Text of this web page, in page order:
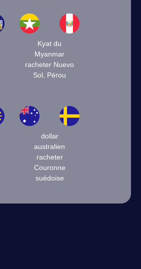
Kyat du
Myanmar
racheter Nuevo
Sol, Pérou
dollar
australien
racheter
Couronne
suédoise